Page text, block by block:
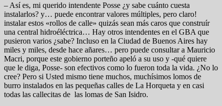
– Así es, mi querido intendente Posse ¿y sabe cuánto cuesta
instalarlos? y… puede encontrar valores múltiples, pero claro!
instalar estos «rollos de calle» quizás sean más caros que construír
una central hidroéléctrica… Hay otros intendentes en el GBA que
pusieron varios ¿sabe? Incluso en la Ciudad de Buenos Aires hay
miles y miles, desde hace añares… pero puede consultar a Mauricio
Macri, porque este gobierno porteño apeló a su uso y -qué quiere
que le diga, Posse- son efectivos como lo fueron toda la vida. ¿No lo
cree? Pero si Usted mismo tiene muchos, muchísimos lomos de
burro instalados en las pequeñas calles de La Horqueta y en casi
todas las callecitas de las lomas de San Isidro.